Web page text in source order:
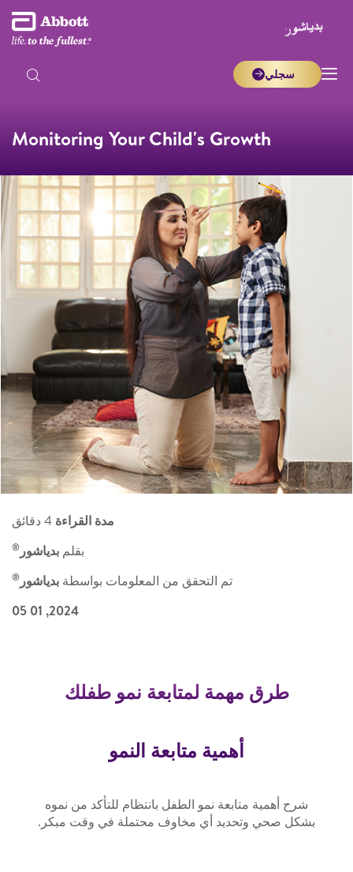
سجلي
Monitoring Your Child's Growth
مدة القراءة
بقلم بدياشور ®
تم التحقق من المعلومات بواسطة بدياشور ®
2024, 01 05
طرق مهمة لمتابعة نمو طفلك
أهمية متابعة النمو
شرح أهمية متابعة نمو الطفل بانتظام للتأكد من نموه
بشكل صحي وتحديد أي مخاوف محتملة في وقت مبكر.